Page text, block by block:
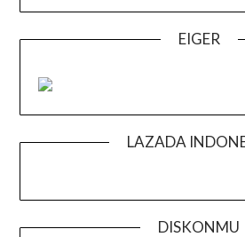
EIGER
LAZADA
DISKONMU